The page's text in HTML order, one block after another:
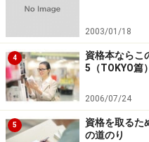
2003/01/18
4
資格本ならこ
5（TOKYO篇）
2006/07/24
5
資格を取るた
の道のり